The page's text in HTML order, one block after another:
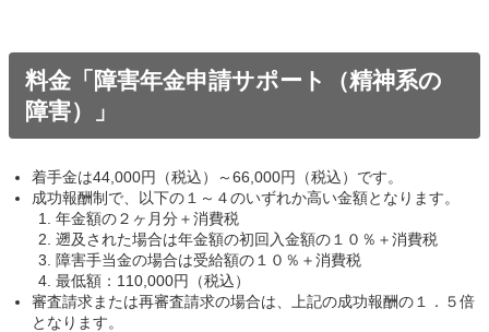
料金「障害年金申請サポート（精神系の
障害）」
着手金は44,000円（税込）～66,000円（税込）です。
成功報酬制で、以下の１～４のいずれか高い金額となります。
年金額の２ヶ月分＋消費税
遡及された場合は年金額の初回入金額の１０％＋消費税
障害手当金の場合は受給額の１０％＋消費税
最低額：110,000円（税込）
審査請求または再審査請求の場合は、上記の成功報酬の１．５倍
となります。